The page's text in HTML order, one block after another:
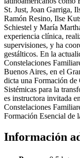
St. Just, Joan Garriga,
Ramón Resino, Ilse
Schiestel y María
experiencia clínica,
supervisiones, y ha
gestálticos. En la
Constelaciones
Buenos Aires, en el
dicta una Formación de
Sistémicas para la
es instructora invitada
Constelaciones
Formación Esencial de
Información